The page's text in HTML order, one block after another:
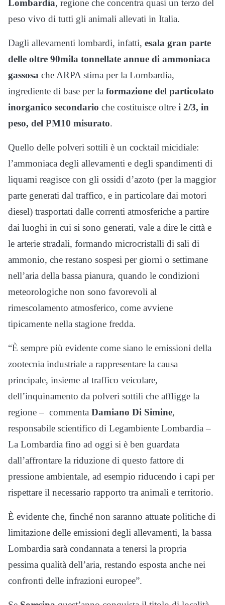
Lombardia, regione che concentra quasi un terzo del
peso vivo di tutti gli animali allevati in Italia.
Dagli allevamenti lombardi, infatti, esala gran parte
delle oltre 90mila tonnellate annue di ammoniaca
gassosa che ARPA stima per la Lombardia,
ingrediente di base per la formazione del particolato
inorganico secondario che costituisce oltre i 2/3, in
peso, del PM10 misurato.
Quello delle polveri sottili è un cocktail micidiale:
l’ammoniaca degli allevamenti e degli spandimenti di
liquami reagisce con gli ossidi d’azoto (per la maggior
parte generati dal traffico, e in particolare dai motori
diesel) trasportati dalle correnti atmosferiche a partire
dai luoghi in cui si sono generati, vale a dire le città e
le arterie stradali, formando microcristalli di sali di
ammonio, che restano sospesi per giorni o settimane
nell’aria della bassa pianura, quando le condizioni
meteorologiche non sono favorevoli al
rimescolamento atmosferico, come avviene
tipicamente nella stagione fredda.
“È sempre più evidente come siano le emissioni della
zootecnia industriale a rappresentare la causa
principale, insieme al traffico veicolare,
dell’inquinamento da polveri sottili che affligge la
regione – commenta Damiano Di Simine,
responsabile scientifico di Legambiente Lombardia –
La Lombardia fino ad oggi si è ben guardata
dall’affrontare la riduzione di questo fattore di
pressione ambientale, ad esempio riducendo i capi per
rispettare il necessario rapporto tra animali e territorio.
È evidente che, finché non saranno attuate politiche di
limitazione delle emissioni degli allevamenti, la bassa
Lombardia sarà condannata a tenersi la propria
pessima qualità dell’aria, restando esposta anche nei
confronti delle infrazioni europee”.